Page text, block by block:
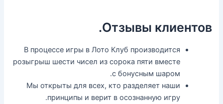
Отзывы клиентов.
В процессе игры в Лото Клуб производится
розыгрыш шести чисел из сорока пяти вместе
с бонусным шаром.
Мы открыты для всех, кто разделяет наши
принципы и верит в осознанную игру.